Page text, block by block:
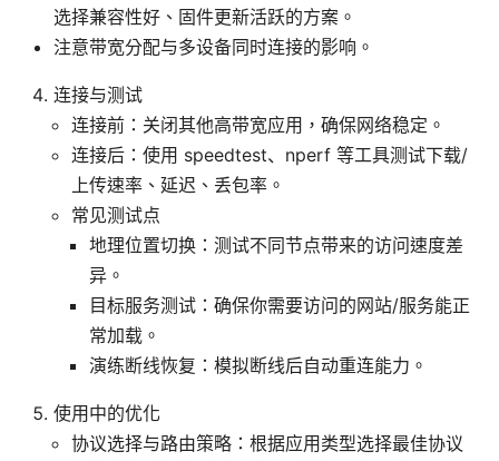
选择兼容性好、固件更新活跃的方案。
注意带宽分配与多设备同时连接的影响。
连接与测试
连接前：关闭其他高带宽应用，确保网络稳定。
连接后：使用 speedtest、nperf 等工具测试下载/
上传速率、延迟、丢包率。
常见测试点
地理位置切换：测试不同节点带来的访问速度差
异。
目标服务测试：确保你需要访问的网站/服务能正
常加载。
演练断线恢复：模拟断线后自动重连能力。
使用中的优化
协议选择与路由策略：根据应用类型选择最佳协议